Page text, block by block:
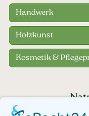
Handwerk
Holzkunst
Kosmetik &